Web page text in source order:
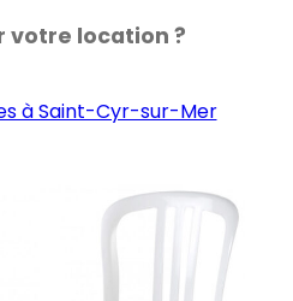
votre location ?
à Saint-Cyr-sur-Mer